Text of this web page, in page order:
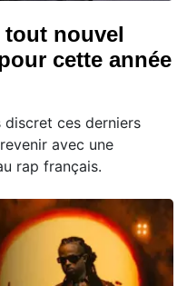
nouvel
cette année
ces derniers
avec une
rap français.